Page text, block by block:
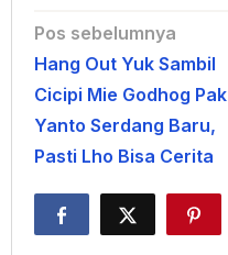
Navigasi
pos
Pos sebelumnya
Hang Out Yuk Sambil
Cicipi Mie Godhog Pak
Yanto Serdang Baru,
Pasti Lho Bisa Cerita